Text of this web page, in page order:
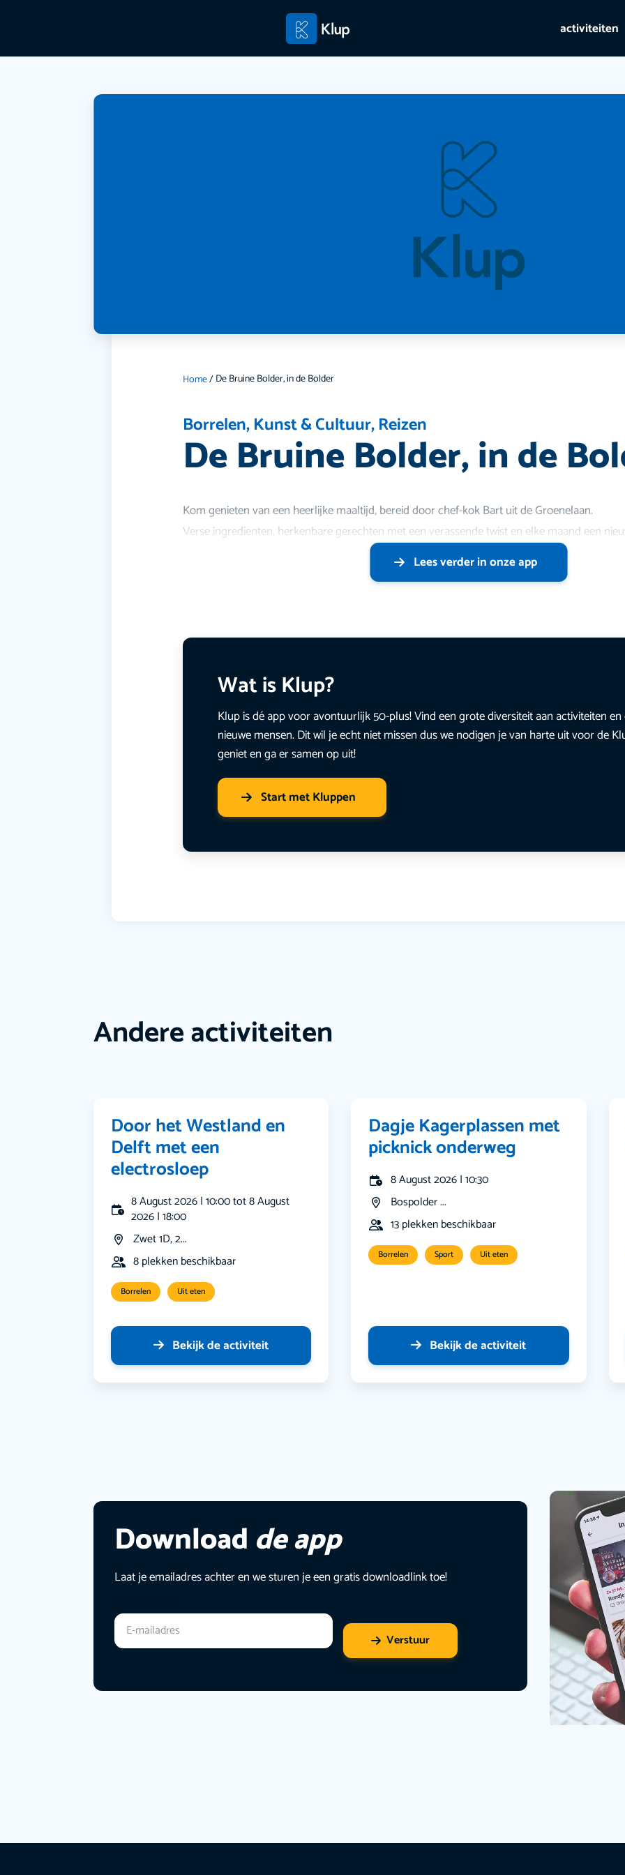
activiteiten
Home/De Bruine Bolder, in de Bolder
Borrelen,Kunst & Cultuur,Reizen
De Bruine Bolder, in de
Kom genieten van een heerlijke maaltijd, bereid door chef-kok Bart uit de Groenelaan.
Verse ingredienten, herkenbare gerechten met een verassende twist en elke maand een
Lees verder in onze app
Wat is Klup?
Klup is dé app voor avontuurlijk 50-plus! Vind een grote diversiteit aan activiteiten
nieuwe mensen. Dit wil je echt niet missen dus we nodigen je van harte uit voor de
geniet en ga er samen op uit!
Start met Kluppen
Andere activiteiten
Door het Westland en
Delft met een
electrosloep
8 August 2026 | 10:00 tot 8 August
2026 | 18:00
Zwet 1D, 2...
8 plekken beschikbaar
Borrelen Uit eten
Bekijk de activiteit
Dagje Kagerplassen met
picknick onderweg
8 August 2026 | 10:30
Bospolder ...
13 plekken beschikbaar
Borrelen Sport Uit eten
Bekijk de activiteit
Download de app
Laat je emailadres achter en we sturen je een gratis downloadlink toe!
Verstuur